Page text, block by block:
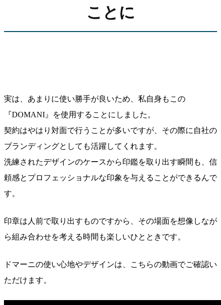
ことに
実は、あまりに使い勝手が良いため、私自身もこの
『DOMANI』を使用することにしました。
契約はやはり対面で行うことが多いですが、その際に 自社の
ブランディングとしても活躍してくれます。
洗練されたデザインのケースから印鑑を取り出す瞬間も、信
頼感とプロフェッショナルな印象を与えることができるんで
す。
印章は人前で取り出すものですから、その場面を想像しなが
ら組み合わせを考える時間も楽しいひとときです。
ドマーニの使い心地やデザインは、こちらの動画でご確認い
ただけます。